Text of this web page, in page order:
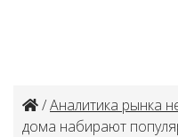
/Аналитика рынка
дома набирают